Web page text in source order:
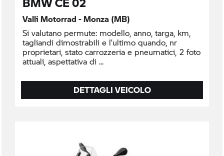
Valli Motorrad - Monza (MB)
Si valutano permute: modello, anno, targa, km,
tagliandi dimostrabili e l’ultimo quando, nr
proprietari, stato carrozzeria e pneumatici, 2 foto
attuali, aspettativa di
DETTAGLI VEICOLO